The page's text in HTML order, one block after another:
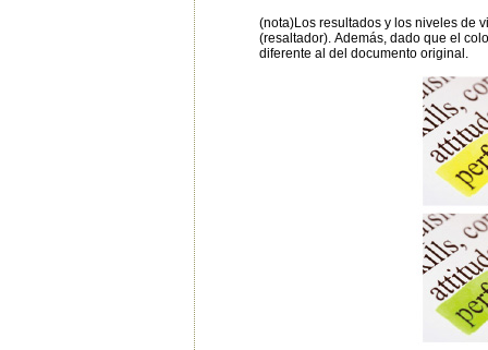
(nota)Los resultados y los niveles de
(resaltador). Además, dado que el
diferente al del documento original.